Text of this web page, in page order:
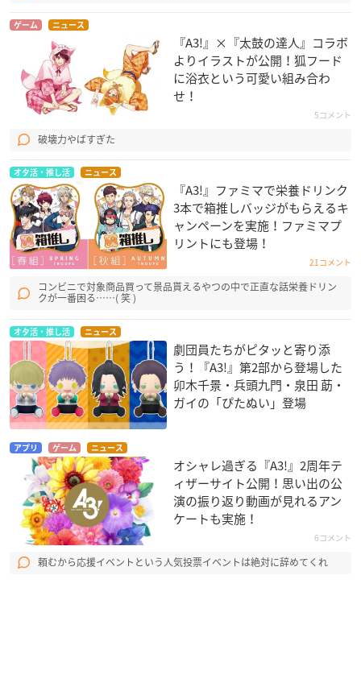
ゲーム ニュース
『A3!』×『太鼓の達人』コラボ
よりイラストが公開！狐フード
に浴衣という可愛い組み合わ
せ！
5コメント
破壊力やばすぎた
オタ活・推し活 ニュース
『A3!』ファミマで栄養ドリンク
3本で箱推しバッジがもらえるキ
ャンペーンを実施！ファミマプ
リントにも登場！
21コメント
コンビニで対象商品買って景品貰えるやつの中で正直な話栄養ドリン
クが一番困る……( 笑 )
オタ活・推し活 ニュース
劇団員たちがピタッと寄り添
う！『A3!』第2部から登場した
卯木千景・兵頭九門・泉田 莇・
ガイの「ぴたぬい」登場
アプリ ゲーム ニュース
オシャレ過ぎる『A3!』2周年テ
ィザーサイト公開！思い出の公
演の振り返り動画が見れるアン
ケートも実施！
6コメント
頼むから応援イベントという人気投票イベントは絶対に辞めてくれ